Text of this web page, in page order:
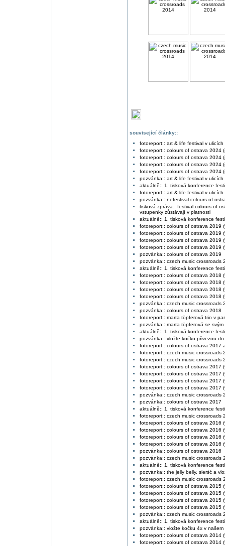
související články::
fotoreport:: art & life festival v ulicích
fotoreport:: colours of ostrava 2024
fotoreport:: colours of ostrava 2024
fotoreport:: colours of ostrava 2024
fotoreport:: colours of ostrava 2024
pozvánka:: art & life festival v ulicích
aktuálně:: 1. tisková konference
fotoreport:: art & life festival v
pozvánka:: nefestival colours of
tisková zpráva:: festival colours of
vstupenky zůstávají v platnosti
aktuálně:: 1. tisková konference
fotoreport:: colours of ostrava 2019
fotoreport:: colours of ostrava 2019
fotoreport:: colours of ostrava 2019
fotoreport:: colours of ostrava 2019
pozvánka:: colours of ostrava 2019
pozvánka:: czech music crossroads
aktuálně:: 1. tisková konference
fotoreport:: colours of ostrava 2018
fotoreport:: colours of ostrava 2018
fotoreport:: colours of ostrava 2018
fotoreport:: colours of ostrava 2018
pozvánka:: czech music crossroads
pozvánka:: colours of ostrava 2018
fotoreport:: marta töpferová trio v
pozvánka:: marta töpferová se
aktuálně:: 1. tisková konference
pozvánka:: vložte kočku přivezou
fotoreport:: colours of ostrava 2017
fotoreport:: czech music crossroads
fotoreport:: czech music crossroads
fotoreport:: colours of ostrava 2017
fotoreport:: colours of ostrava 2017
fotoreport:: colours of ostrava 2017
fotoreport:: colours of ostrava 2017
pozvánka:: czech music crossroads
pozvánka:: colours of ostrava 2017
aktuálně:: 1. tisková konference
fotoreport:: czech music crossroads
fotoreport:: colours of ostrava 2016
fotoreport:: colours of ostrava 2016
fotoreport:: colours of ostrava 2016
fotoreport:: colours of ostrava 2016
pozvánka:: colours of ostrava 2016
pozvánka:: czech music crossroads
aktuálně:: 1. tisková konference
pozvánka:: the jelly belly, sierść a
fotoreport:: czech music crossroads
fotoreport:: colours of ostrava 2015
fotoreport:: colours of ostrava 2015
fotoreport:: colours of ostrava 2015
fotoreport:: colours of ostrava 2015
pozvánka:: czech music crossroads
aktuálně:: 1. tisková konference
pozvánka:: vložte kočku 4x v našem
fotoreport:: colours of ostrava 2014
fotoreport:: colours of ostrava 2014